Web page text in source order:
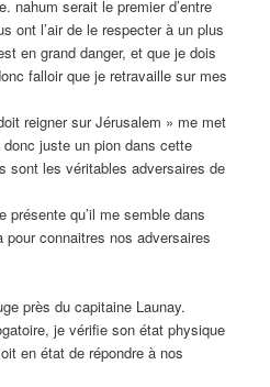
nahum serait le premier d’entre
ont l’air de le respecter à un plus
en grand danger, et que je dois
falloir que je retravaille sur mes
reigner sur Jérusalem » me met
juste un pion dans cette
sont les véritables adversaires de
présente qu’il me semble dans
connaitres nos adversaires
près du capitaine Launay.
je vérifie son état physique
en état de répondre à nos